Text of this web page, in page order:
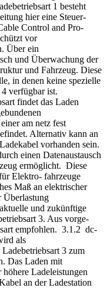
1 besteht
hier eine Steuer-
Control and Pro-
vor
Über ein
und Überwachung der
und Fahrzeug. Diese
in denen keine spezielle
verfügbar ist.
findet das Laden
am netz fest
Alternativ kann an
vorhanden sein.
einen Datenaustausch
ermöglicht. Diese
Elektro- fahrzeuge
Maß an elektrischer
Überlastung
und zukünftige
3. Aus vorge-
empfohlen. 3.1.2 dc-
als
3 zum
Das Laden mit
Ladeleistungen
an der Ladestation